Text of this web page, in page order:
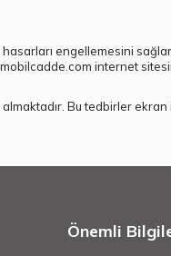
engellemesini
internet
almaktadır. Bu tedbirler
Önemli